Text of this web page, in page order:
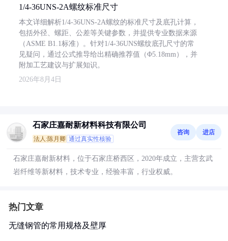
1/4-36UNS-2A螺纹标准尺寸
本文详细解析1/4-36UNS-2A螺纹的标准尺寸及底孔计算，
包括外径、螺距、公差等关键参数，并提供专业数据来源
（ASME B1.1标准）。针对1/4-36UNS螺纹底孔尺寸的常
见疑问，通过公式推导给出精确推荐值（Φ5.18mm），并
附加工艺建议与扩展知识。
2026年8月4日
石家庄嘉耐新材料科技有限公司
法人:陈月卿 通过真实性核验
咨询 进店
石家庄嘉耐新材料，位于石家庄桥西区，2020年成立，主营玄武
岩纤维等新材料，技术专业，经验丰富，行业权威。
热门文章
无缝钢管的常用规格及壁厚